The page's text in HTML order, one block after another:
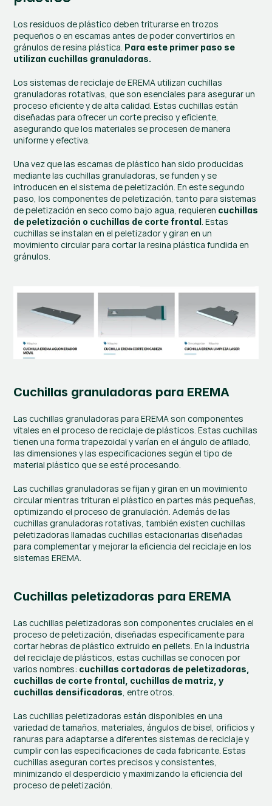
Los residuos de plástico deben triturarse en trozos
pequeños o en escamas antes de poder convertirlos en
gránulos de resina plástica. Para este primer paso se
utilizan cuchillas granuladoras.
Los sistemas de reciclaje de EREMA utilizan cuchillas
granuladoras rotativas, que son esenciales para asegurar un
proceso eficiente y de alta calidad. Estas cuchillas están
diseñadas para ofrecer un corte preciso y eficiente,
asegurando que los materiales se procesen de manera
uniforme y efectiva.
Una vez que las escamas de plástico han sido producidas
mediante las cuchillas granuladoras, se funden y se
introducen en el sistema de peletización. En este segundo
paso, los componentes de peletización, tanto para sistemas
de peletización en seco como bajo agua, requieren cuchillas
de peletización o cuchillas de corte frontal. Estas
cuchillas se instalan en el peletizador y giran en un
movimiento circular para cortar la resina plástica fundida en
gránulos.
Cuchillas granuladoras para EREMA
Las cuchillas granuladoras para EREMA son componentes
vitales en el proceso de reciclaje de plásticos. Estas cuchillas
tienen una forma trapezoidal y varían en el ángulo de afilado,
las dimensiones y las especificaciones según el tipo de
material plástico que se esté procesando.
Las cuchillas granuladoras se fijan y giran en un movimiento
circular mientras trituran el plástico en partes más pequeñas,
optimizando el proceso de granulación. Además de las
cuchillas granuladoras rotativas, también existen cuchillas
peletizadoras llamadas cuchillas estacionarias diseñadas
para complementar y mejorar la eficiencia del reciclaje en los
sistemas EREMA.
Cuchillas peletizadoras para EREMA
Las cuchillas peletizadoras son componentes cruciales en el
proceso de peletización, diseñadas específicamente para
cortar hebras de plástico extruido en pellets. En la industria
del reciclaje de plásticos, estas cuchillas se conocen por
varios nombres: cuchillas cortadoras de peletizadoras,
cuchillas de corte frontal, cuchillas de matriz, y
cuchillas densificadoras , entre otros​.
Las cuchillas peletizadoras están disponibles en una
variedad de tamaños, materiales, ángulos de bisel, orificios y
ranuras para adaptarse a diferentes sistemas de reciclaje y
cumplir con las especificaciones de cada fabricante. Estas
cuchillas aseguran cortes precisos y consistentes,
minimizando el desperdicio y maximizando la eficiencia del
proceso de peletización.